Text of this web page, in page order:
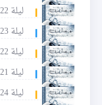
ليلة 22 شهر رمضان 1420 هجرية
ليلة 23 شهر رمضان 1422 هجرية (ليلة القدر)
ليلة 22 شهر رمضان 1422 هجرية
ليلة 21 شهر رمضان 1422 هجرية (ليلة القدر)
ليلة 24 شهر رمضان 1422 هجرية